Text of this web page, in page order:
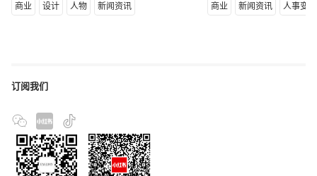
商业 设计 人物 新闻资讯 商业 新闻资讯 人事变动
订阅我们